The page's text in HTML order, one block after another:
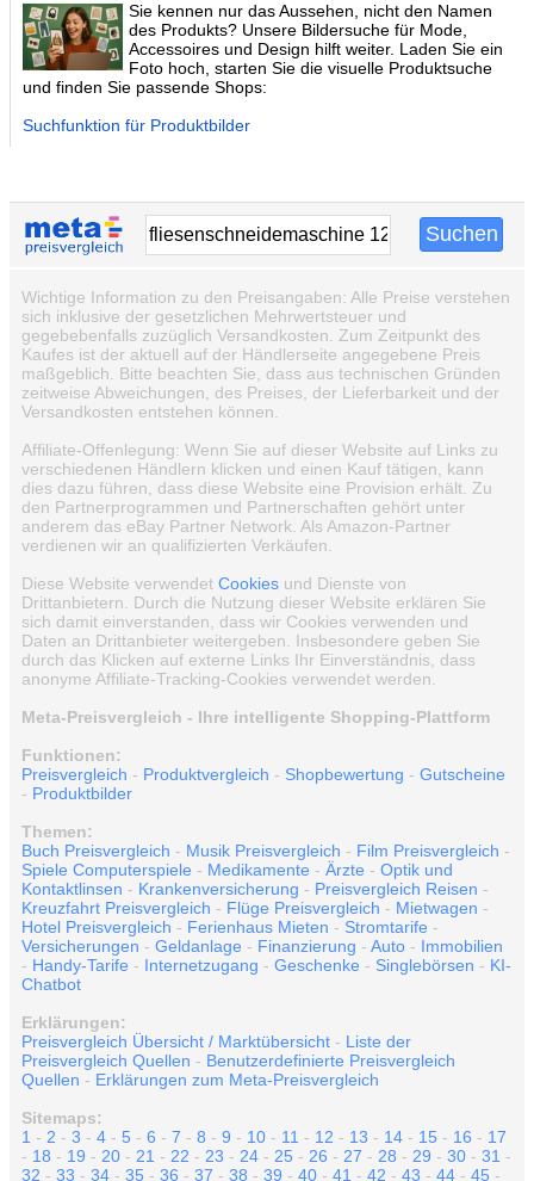
Sie kennen nur das Aussehen, nicht den Namen
des Produkts? Unsere Bildersuche für Mode,
Accessoires und Design hilft weiter. Laden Sie ein
Foto hoch, starten Sie die visuelle Produktsuche
und finden Sie passende Shops:
Suchfunktion für Produktbilder
Wichtige Information zu den Preisangaben: Alle Preise verstehen
sich inklusive der gesetzlichen Mehrwertsteuer und
gegebebenfalls zuzüglich Versandkosten. Zum Zeitpunkt des
Kaufes ist der aktuell auf der Händlerseite angegebene Preis
maßgeblich. Bitte beachten Sie, dass aus technischen Gründen
zeitweise Abweichungen, des Preises, der Lieferbarkeit und der
Versandkosten entstehen können.
Affiliate-Offenlegung: Wenn Sie auf dieser Website auf Links zu
verschiedenen Händlern klicken und einen Kauf tätigen, kann
dies dazu führen, dass diese Website eine Provision erhält. Zu
den Partnerprogrammen und Partnerschaften gehört unter
anderem das eBay Partner Network. Als Amazon-Partner
verdienen wir an qualifizierten Verkäufen.
Diese Website verwendet Cookies und Dienste von
Drittanbietern. Durch die Nutzung dieser Website erklären Sie
sich damit einverstanden, dass wir Cookies verwenden und
Daten an Drittanbieter weitergeben. Insbesondere geben Sie
durch das Klicken auf externe Links Ihr Einverständnis, dass
anonyme Affiliate-Tracking-Cookies verwendet werden.
Meta-Preisvergleich - Ihre intelligente Shopping-Plattform
Funktionen:
Preisvergleich - Produktvergleich - Shopbewertung - Gutscheine
- Produktbilder
Themen:
Buch Preisvergleich - Musik Preisvergleich - Film Preisvergleich -
Spiele Computerspiele - Medikamente - Ärzte - Optik und
Kontaktlinsen - Krankenversicherung - Preisvergleich Reisen -
Kreuzfahrt Preisvergleich - Flüge Preisvergleich - Mietwagen -
Hotel Preisvergleich - Ferienhaus Mieten - Stromtarife -
Versicherungen - Geldanlage - Finanzierung - Auto - Immobilien
- Handy-Tarife - Internetzugang - Geschenke - Singlebörsen - KI-
Chatbot
Erklärungen:
Preisvergleich Übersicht / Marktübersicht - Liste der
Preisvergleich Quellen - Benutzerdefinierte Preisvergleich
Quellen - Erklärungen zum Meta-Preisvergleich
Sitemaps:
1 - 2 - 3 - 4 - 5 - 6 - 7 - 8 - 9 - 10 - 11 - 12 - 13 - 14 - 15 - 16 - 17
- 18 - 19 - 20 - 21 - 22 - 23 - 24 - 25 - 26 - 27 - 28 - 29 - 30 - 31 -
32 - 33 - 34 - 35 - 36 - 37 - 38 - 39 - 40 - 41 - 42 - 43 - 44 - 45 -